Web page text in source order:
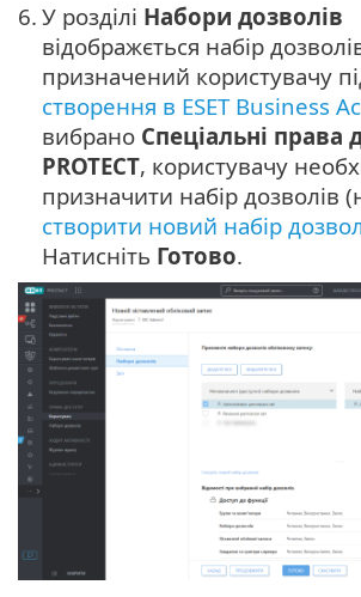
6. У розділі Набори дозволів
відображється набір
призначений користувачу
створення в ESET Business
вибрано Спеціальні права
PROTECT, користувачу
призначити набір дозволів
створити новий набір
Натисніть Готово.